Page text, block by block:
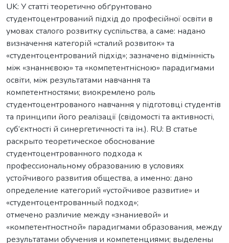
UK: У статті теоретично обґрунтовано
студентоцентрований підхід до професійної освіти в
умовах сталого розвитку суспільства, а саме: надано
визначення категорій «сталий розвиток» та
«студентоцентрований підхід»; зазначено відмінність
між «знаннєвою» та «компетентнісною» парадигмами
освіти, між результатами навчання та
компетентностями; виокремлено роль
студентоцентрованого навчання у підготовці студентів
та принципи його реалізації (свідомості та активності,
суб’єктності й синергетичності та ін.). RU: В статье
раскрыто теоретическое обоснование
студентоцентрованного подхода к
профессиональному образованию в условиях
устойчивого развития общества, а именно: дано
определение категорий «устойчивое развитие» и
«студентоцентрованный подход»;
отмечено различие между «знаниевой» и
«компетентностной» парадигмами образования, между
результатами обучения и компетенциями; выделены